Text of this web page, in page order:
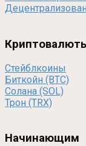
Стейблкоины
Биткойн (BTC)
Солана (SOL)
Трон (TRX)
Начинающим